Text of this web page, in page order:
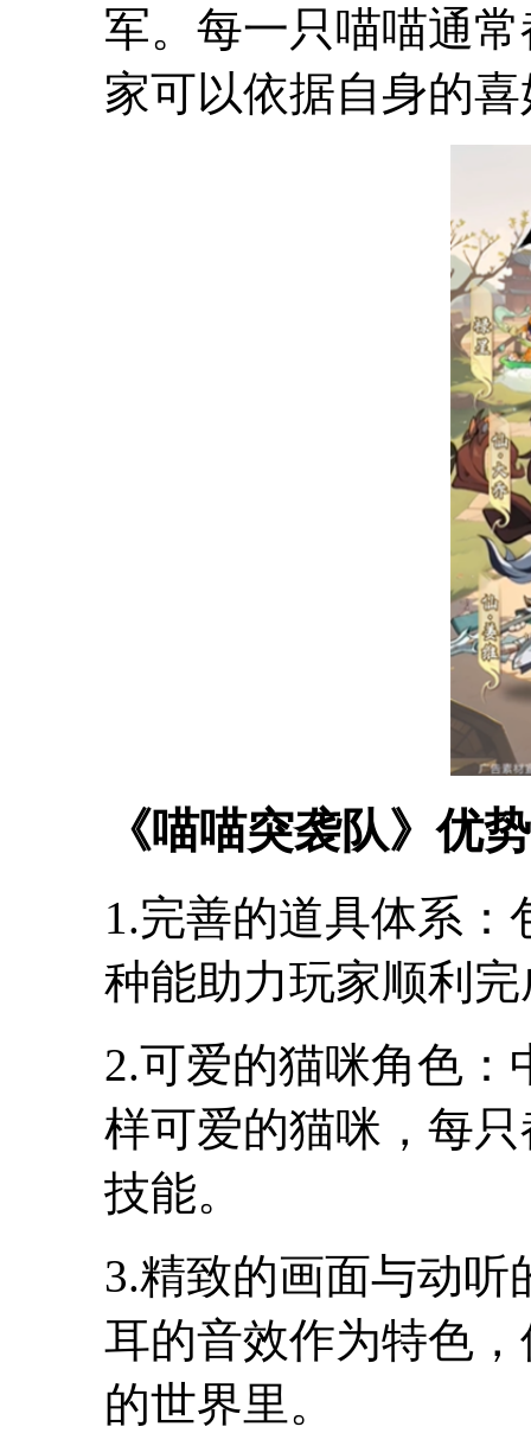
军。每一只喵喵通
家可以依据自身的
《喵喵突袭队》优势
1.完善的道具体系
种能助力玩家顺利
2.可爱的猫咪角色
样可爱的猫咪，每
技能。
3.精致的画面与动
耳的音效作为特色
的世界里。